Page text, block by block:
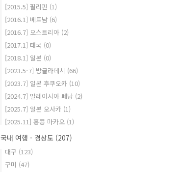
[2015.5] 필리핀 (1)
[2016.1] 베트남 (6)
[2016.7] 오스트리아 (2)
[2017.1] 태국 (0)
[2018.1] 일본 (0)
[2023.5-7] 방글라데시 (66)
[2023.7] 일본 후쿠오카 (10)
[2024.7] 말레이시아 페낭 (2)
[2025.7] 일본 오사카 (1)
[2025.11] 홍콩 마카오 (1)
국내 여행 - 경상도 (207)
대구 (123)
구미 (47)